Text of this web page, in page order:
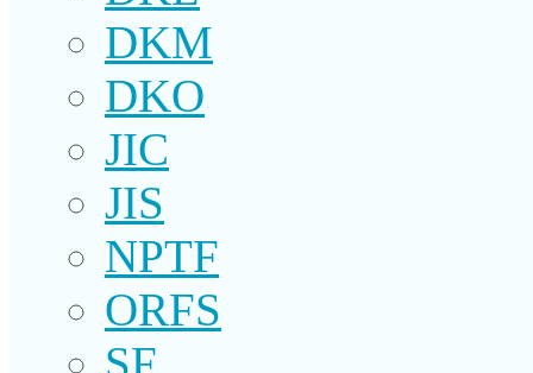
DKM
DKO
JIC
JIS
NPTF
ORFS
SF